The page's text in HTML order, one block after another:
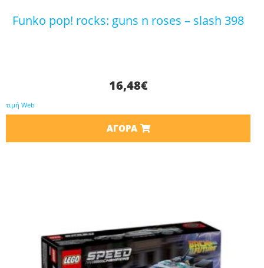
funko pop! rocks: guns n roses – slash 398
16,48€
τιμή Web
ΑΓΟΡΆ